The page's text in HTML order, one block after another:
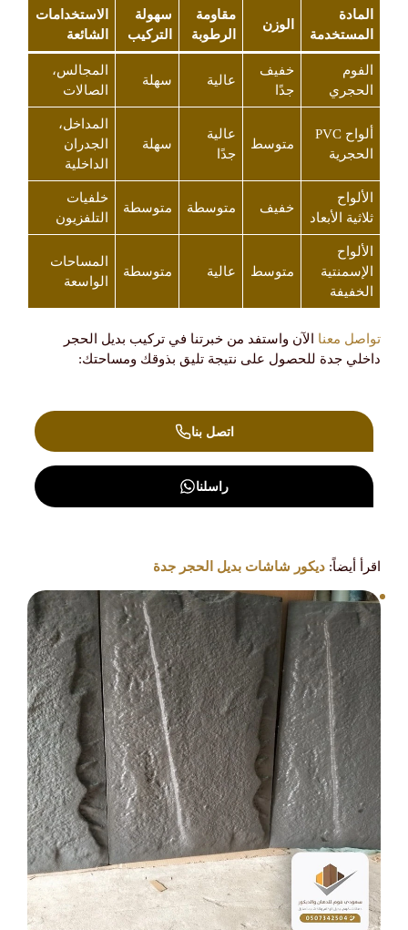
المادة
المستخدمة
الوزن
مقاومة
الرطوبة
سهولة
التركيب
الاستخدامات
الشائعة
الفوم
الحجري
خفيف
جدًا
عالية سهلة
المجالس،
الصالات
ألواح PVC
الحجرية
متوسط
عالية
جدًا
سهلة
المداخل،
الجدران
الداخلية
الألواح
ثلاثية الأبعاد
خفيف متوسطة متوسطة
خلفيات
التلفزيون
الألواح
الإسمنتية
الخفيفة
متوسط عالية متوسطة
المساحات
الواسعة
تواصل معنا
الآن واستفد من خبرتنا في تركيب بديل الحجر
داخلي جدة للحصول على نتيجة تليق بذوقك ومساحتك:
اتصل بنا
راسلنا
اقرأ أيضاً: ديكور شاشات بديل الحجر جدة